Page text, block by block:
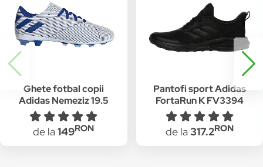
Ghete fotbal copii
Adidas Nemeziz 19.5
FxG J Alb
de la149RON
Pantofi sport Adidas
FortaRun K FV3394
Copii, Negru
de la317.2RON